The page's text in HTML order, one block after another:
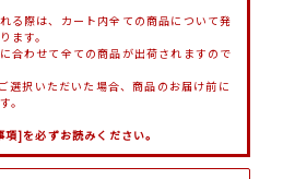
る際は、カート内全ての商品について発
ます。
合わせて全ての商品が出荷されますので
択いただいた場合、商品のお届け前に
。
]を必ずお読みください。